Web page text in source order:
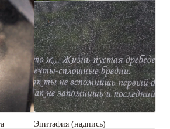
Эпитафия (надпись)